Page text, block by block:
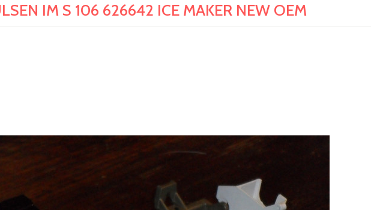
IM S 106 626642 ICE MAKER NEW OEM